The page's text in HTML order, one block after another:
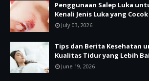
Penggunaan Salep Luka
Kenali Jenis Luka yang
July 03, 2026
Tips dan Berita Kesehatan
Kualitas Tidur yang Lebih
June 19, 2026